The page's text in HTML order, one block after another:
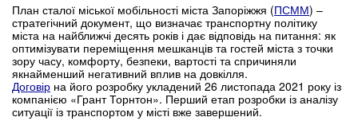
План сталої міської мобільності міста Запоріжжя (ПСММ) –
стратегічний документ, що визначає транспортну політику
міста на найближчі десять років і дає відповідь на питання: як
оптимізувати переміщення мешканців та гостей міста з точки
зору часу, комфорту, безпеки, вартості та спричиняли
якнайменший негативний вплив на довкілля.
Договір на його розробку укладений 26 листопада 2021 року із
компанією «Грант Торнтон». Перший етап розробки із аналізу
ситуації із транспортом у місті вже завершений.